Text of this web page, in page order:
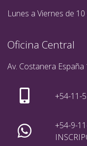
Lunes a Viernes de
Oficina Central
Av. Costanera
+54-11-
+54-9-